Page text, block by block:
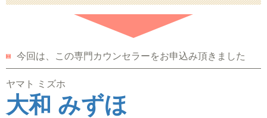
今回は、この専門カウンセラーをお申込み頂きました
ヤマト ミズホ
大和 みずほ